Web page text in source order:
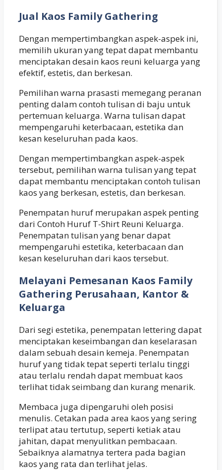
Jual Kaos Family Gathering
Dengan mempertimbangkan aspek-aspek ini,
memilih ukuran yang tepat dapat membantu
menciptakan desain kaos reuni keluarga yang
efektif, estetis, dan berkesan.
Pemilihan warna prasasti memegang peranan
penting dalam contoh tulisan di baju untuk
pertemuan keluarga. Warna tulisan dapat
mempengaruhi keterbacaan, estetika dan
kesan keseluruhan pada kaos.
Dengan mempertimbangkan aspek-aspek
tersebut, pemilihan warna tulisan yang tepat
dapat membantu menciptakan contoh tulisan
kaos yang berkesan, estetis, dan berkesan.
Penempatan huruf merupakan aspek penting
dari Contoh Huruf T-Shirt Reuni Keluarga.
Penempatan tulisan yang benar dapat
mempengaruhi estetika, keterbacaan dan
kesan keseluruhan dari kaos tersebut.
Melayani Pemesanan Kaos Family
Gathering Perusahaan, Kantor &
Keluarga
Dari segi estetika, penempatan lettering dapat
menciptakan keseimbangan dan keselarasan
dalam sebuah desain kemeja. Penempatan
huruf yang tidak tepat seperti terlalu tinggi
atau terlalu rendah dapat membuat kaos
terlihat tidak seimbang dan kurang menarik.
Membaca juga dipengaruhi oleh posisi
menulis. Cetakan pada area kaos yang sering
terlipat atau tertutup, seperti ketiak atau
jahitan, dapat menyulitkan pembacaan.
Sebaiknya alamatnya tertera pada bagian
kaos yang rata dan terlihat jelas.